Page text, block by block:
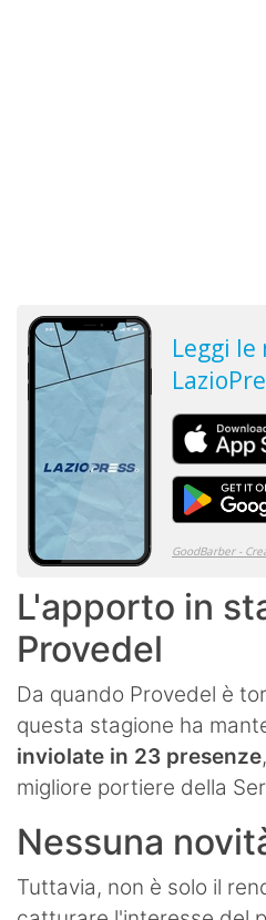
L'apporto in
Provedel
Da quando Provedel è
questa stagione ha
inviolate in 23 presenze
migliore portiere della
Nessuna
Tuttavia, non è solo il